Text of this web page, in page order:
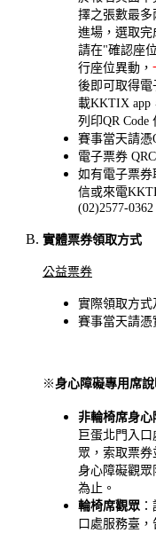
擇之張數最多
進場，選取完
請在"確認座
行座位異動，
後即可取得電
載KKTIX app
列印QR Code
賽事當天請憑
電子票券
如有電子票券
信或來電
(02)2577-
實體票券領取方式
公益票券
實際領取方式
賽事當天請憑
※身心障礙專用席說
非輪椅席身心
巨蛋北門入
眾，索取票
身心障礙觀眾
為止。
輪椅席觀眾
口處服務臺